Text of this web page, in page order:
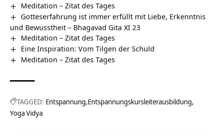
Meditation – Zitat des Tages
Gotteserfahrung ist immer erfüllt mit Liebe, Erkenntnis
und Bewusstheit – Bhagavad Gita XI 23
Meditation – Zitat des Tages
Eine Inspiration: Vom Tilgen der Schuld
Meditation – Zitat des Tages
TAGGED: Entspannung Entspannungskursleiterausbildung
Yoga Vidya